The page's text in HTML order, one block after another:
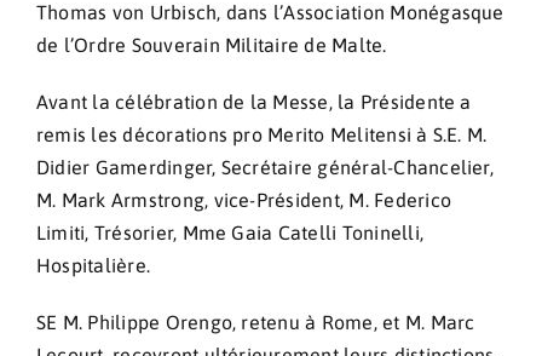
Thomas von Urbisch, dans l’Association Monégasque
de l’Ordre Souverain Militaire de Malte.
Avant la célébration de la Messe, la Présidente a
remis les décorations pro Merito Melitensi à S.E. M.
Didier Gamerdinger, Secrétaire général-Chancelier,
M. Mark Armstrong, vice-Président, M. Federico
Limiti, Trésorier, Mme Gaia Catelli Toninelli,
Hospitalière.
SE M. Philippe Orengo, retenu à Rome, et M. Marc